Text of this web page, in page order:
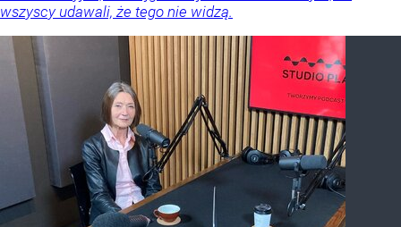
wszyscy udawali, że tego nie widzą.